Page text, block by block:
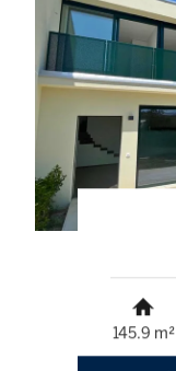
145.9 m²